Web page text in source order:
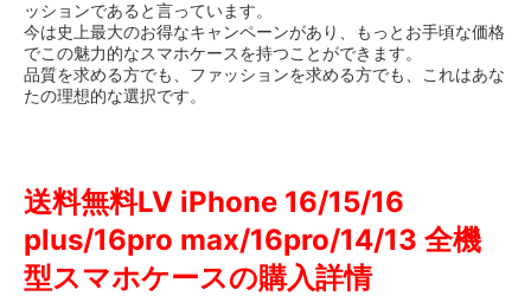
ッションであると言っています。
今は史上最大のお得なキャンペーンがあり、もっとお手頃な価格
でこの魅力的なスマホケースを持つことができます。
品質を求める方でも、ファッションを求める方でも、これはあな
たの理想的な選択です。
送料無料LV iPhone 16/15/16
plus/16pro max/16pro/14/13 全機
型スマホケースの購入詳情